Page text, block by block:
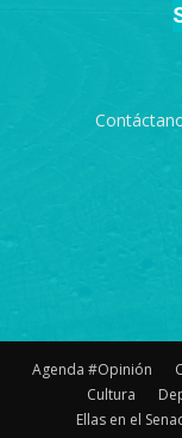
Agenda #Opinión
Cultura
Ellas en el